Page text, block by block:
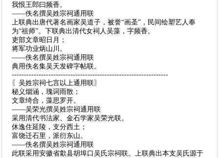
我恨王郎曰频香。
——佚名撰吴姓宗祠通用联
上联典出唐代著名画家吴道子，被誉“画圣”，民间绘塑艺人奉
为“祖师”。下联典出清代女祠人吴藻，字频香。
吏部文章昭日月；
将军功业炳山川。
——佚名撰吴姓宗祠通用联
典用佚名集吴天发碑字帖联。
----------------------------------------------------------------
〖吴姓宗祠七言以上通用联〗
秘义烟涵，瑰词雨散；
文章绮合，藻思罗开。
——吴荣光撰吴姓宗祠通用联
采用清代书法家、金石学家吴荣光联。
休逸住延陵，支分西土；
富饶迁石里，派衍东山。
——佚名撰吴姓宗祠通用联
此联采用安徽省歙县胡埠口吴氏宗祠联。上联典出本支吴氏源于